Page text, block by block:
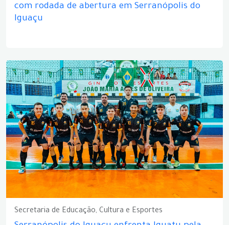
com rodada de abertura em Serranópolis do
Iguaçu
Secretaria de Educação, Cultura e Esportes